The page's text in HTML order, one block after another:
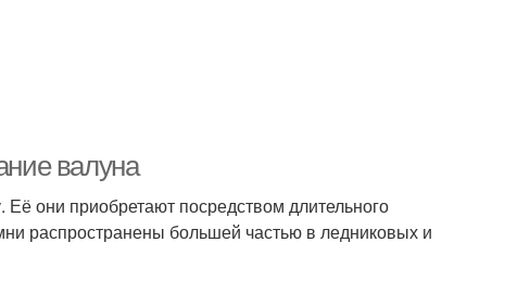
валуна
они приобретают посредством длительного
распространены большей частью в ледниковых и